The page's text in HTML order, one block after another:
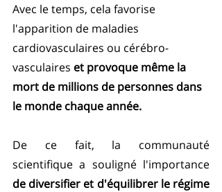
Avec le temps, cela favorise
l'apparition de maladies
cardiovasculaires ou cérébro-
vasculaires et provoque même la
mort de millions de personnes dans
le monde chaque année.
De ce fait, la communauté
de diversifier et d'équilibrer le régime